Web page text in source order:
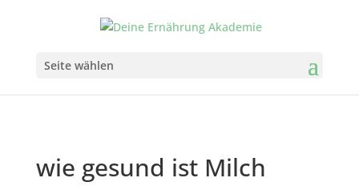
Seite wählen
wie gesund ist Milch